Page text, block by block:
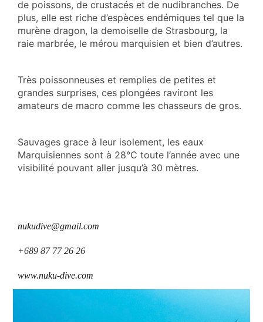
de poissons, de crustacés et de nudibranches. De
plus, elle est riche d’espèces endémiques tel que la
murène dragon, la demoiselle de Strasbourg, la
raie marbrée, le mérou marquisien et bien d’autres.
Très poissonneuses et remplies de petites et
grandes surprises, ces plongées raviront les
amateurs de macro comme les chasseurs de gros.
Sauvages grace à leur isolement, les eaux
Marquisiennes sont à 28°C toute l’année avec une
visibilité pouvant aller jusqu’à 30 mètres.
nukudive@gmail.com
+689 87 77 26 26
www.nuku-dive.com